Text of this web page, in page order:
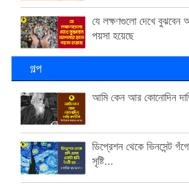
যে লক্ষণগুলো দেখে বুঝবেন
পয়সা হয়েছে
গল্প
আমি কেন আর কোনোদিন
ডিপ্রেশন থেকে ভিনসেন্ট
সৃষ্টি...